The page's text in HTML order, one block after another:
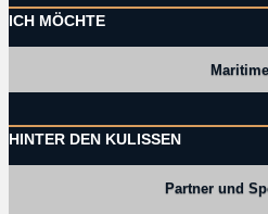
ICH MÖCHTE
HINTER DEN KULISSEN
Partner und